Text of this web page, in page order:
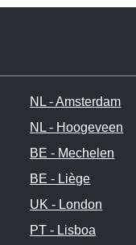
NL - Amsterdam
NL - Hoogeveen
BE - Mechelen
BE - Liège
UK - London
PT - Lisboa